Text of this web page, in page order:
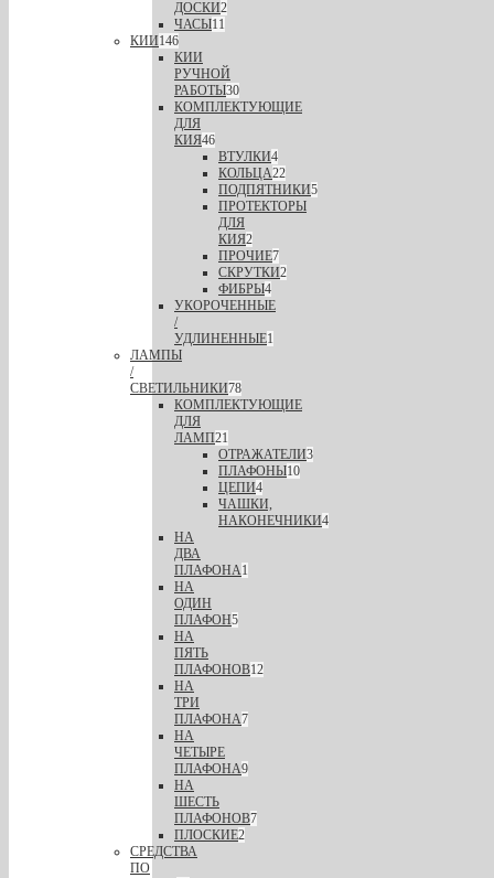
ДОСКИ2
ЧАСЫ11
КИИ146
КИИ
РУЧНОЙ
РАБОТЫ30
КОМПЛЕКТУЮЩИЕ
ДЛЯ
КИЯ46
ВТУЛКИ4
КОЛЬЦА22
ПОДПЯТНИКИ5
ПРОТЕКТОРЫ
ДЛЯ
КИЯ2
ПРОЧИЕ7
СКРУТКИ2
ФИБРЫ4
УКОРОЧЕННЫЕ
/
УДЛИНЕННЫЕ1
ЛАМПЫ
/
СВЕТИЛЬНИКИ78
КОМПЛЕКТУЮЩИЕ
ДЛЯ
ЛАМП21
ОТРАЖАТЕЛИ3
ПЛАФОНЫ10
ЦЕПИ4
ЧАШКИ,
НАКОНЕЧНИКИ4
НА
ДВА
ПЛАФОНА1
НА
ОДИН
ПЛАФОН5
НА
ПЯТЬ
ПЛАФОНОВ12
НА
ТРИ
ПЛАФОНА7
НА
ЧЕТЫРЕ
ПЛАФОНА9
НА
ШЕСТЬ
ПЛАФОНОВ7
ПЛОСКИЕ2
СРЕДСТВА
ПО